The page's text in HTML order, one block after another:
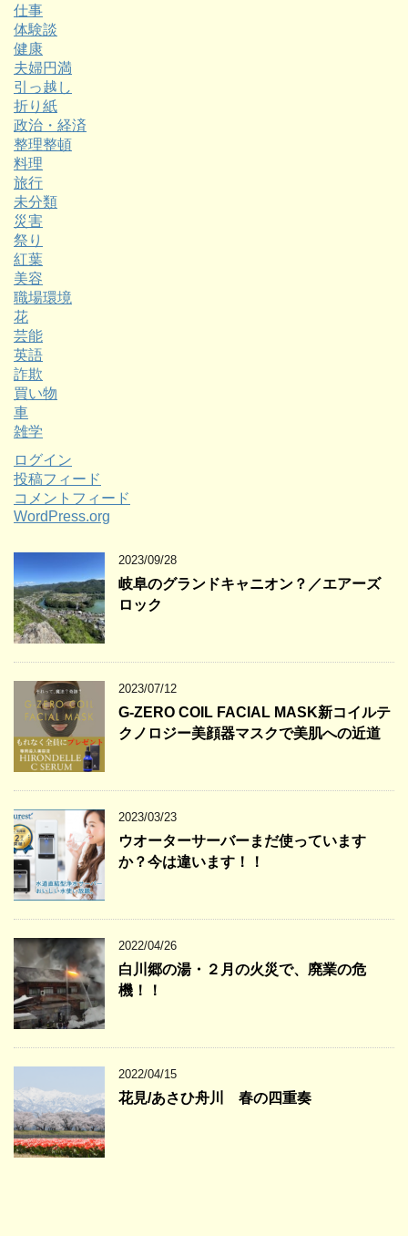
仕事
体験談
健康
夫婦円満
引っ越し
折り紙
政治・経済
整理整頓
料理
旅行
未分類
災害
祭り
紅葉
美容
職場環境
花
芸能
英語
詐欺
買い物
車
雑学
ログイン
投稿フィード
コメントフィード
WordPress.org
2023/09/28
岐阜のグランドキャニオン？／エアーズ
ロック
2023/07/12
G-ZERO COIL FACIAL MASK新コイルテ
クノロジー美顔器マスクで美肌への近道
2023/03/23
ウオーターサーバーまだ使っています
か？今は違います！！
2022/04/26
白川郷の湯・２月の火災で、廃業の危
機！！
2022/04/15
花見/あさひ舟川 春の四重奏